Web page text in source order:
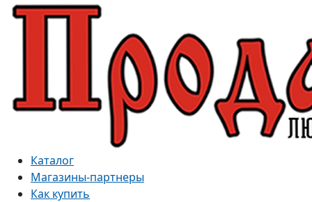
Каталог
Магазины-партнеры
Как купить